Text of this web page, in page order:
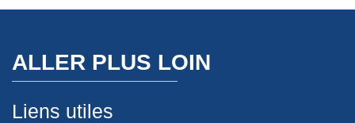
ALLER PLUS LOIN
Liens utiles